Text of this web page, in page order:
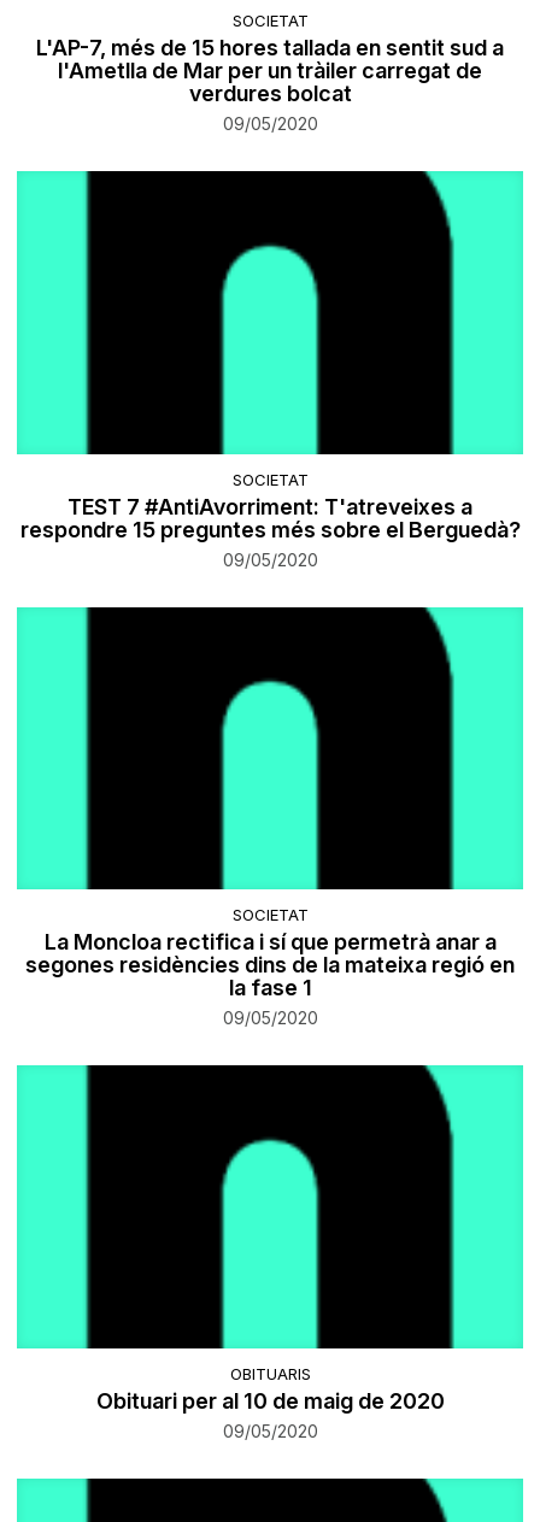
SOCIETAT
L'AP-7, més de 15 hores tallada en sentit sud a
l'Ametlla de Mar per un tràiler carregat de
verdures bolcat
09/05/2020
SOCIETAT
TEST 7 #AntiAvorriment: T'atreveixes a
respondre 15 preguntes més sobre el Berguedà?
09/05/2020
SOCIETAT
La Moncloa rectifica i sí que permetrà anar a
segones residències dins de la mateixa regió en
la fase 1
09/05/2020
OBITUARIS
Obituari per al 10 de maig de 2020
09/05/2020